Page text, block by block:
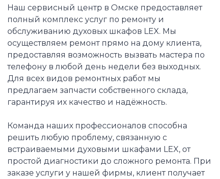
Наш сервисный центр в Омске предоставляет
полный комплекс услуг по ремонту и
обслуживанию духовых шкафов LEX. Мы
осуществляем ремонт прямо на дому клиента,
предоставляя возможность вызвать мастера по
телефону в любой день недели без выходных.
Для всех видов ремонтных работ мы
предлагаем запчасти собственного склада,
гарантируя их качество и надёжность.
Команда наших профессионалов способна
решить любую проблему, связанную с
встраиваемыми духовыми шкафами LEX, от
простой диагностики до сложного ремонта. При
заказе услуги у нашей фирмы, клиент получает